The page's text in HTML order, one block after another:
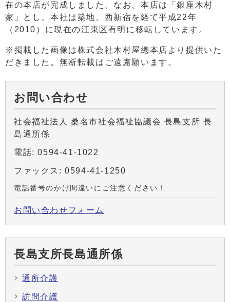
在の本店が完成しました。なお、本店は「銀座木村
家」とし、本社は築地、西新宿を経て平成22年
（2010）に現在の江東区有明に移転しています。
※掲載した画像は株式会社木村屋總本店より提供いた
だきました。無断転載はご遠慮願います。
お問い合わせ
社会福祉法人 桑名市社会福祉協議会 長島支所 長
島通所係
電話: 0594-41-1022
ファックス: 0594-41-1250
電話番号のかけ間違いにご注意ください！
お問い合わせフォーム
長島支所長島通所係
通所介護
訪問介護